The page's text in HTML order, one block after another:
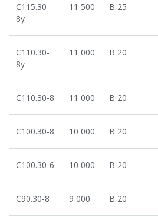
С115.30-
8у
11 500 В 25
С110.30-
8у
11 000 В 20
С110.30-8 11 000 В 20
С100.30-8 10 000 В 20
С100.30-6 10 000 В 20
С90.30-8 9 000 В 20